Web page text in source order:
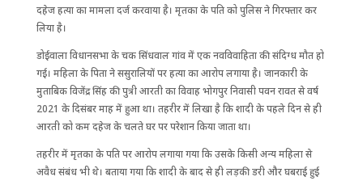
दहेज हत्या का मामला दर्ज करवाया है। मृतका के पति को पुलिस ने गिरफ्तार कर
लिया है।
डोईवाला विधानसभा के चक सिंधवाल गांव में एक नवविवाहिता की संदिग्ध मौत हो
गई। महिला के पिता ने ससुरालियों पर हत्या का आरोप लगाया है। जानकारी के
मुताबिक विजेंद्र सिंह की पुत्री आरती का विवाह भोगपुर निवासी पवन रावत से वर्ष
2021 के दिसंबर माह में हुआ था। तहरीर में लिखा है कि शादी के पहले दिन से ही
आरती को कम दहेज के चलते घर पर परेशान किया जाता था।
तहरीर में मृतका के पति पर आरोप लगाया गया कि उसके किसी अन्य महिला से
अवैध संबंध भी थे। बताया गया कि शादी के बाद से ही लड़की डरी और घबराई हुई